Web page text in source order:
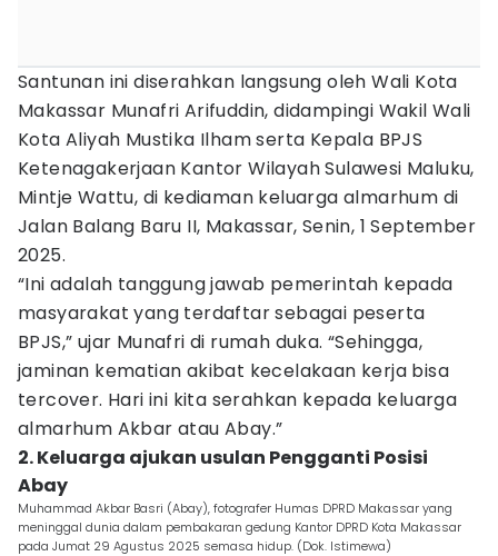
Santunan ini diserahkan langsung oleh Wali Kota
Makassar Munafri Arifuddin, didampingi Wakil Wali
Kota Aliyah Mustika Ilham serta Kepala BPJS
Ketenagakerjaan Kantor Wilayah Sulawesi Maluku,
Mintje Wattu, di kediaman keluarga almarhum di
Jalan Balang Baru II, Makassar, Senin, 1 September
2025.
“Ini adalah tanggung jawab pemerintah kepada
masyarakat yang terdaftar sebagai peserta
BPJS,” ujar Munafri di rumah duka. “Sehingga,
jaminan kematian akibat kecelakaan kerja bisa
tercover. Hari ini kita serahkan kepada keluarga
almarhum Akbar atau Abay.”
2. Keluarga ajukan usulan Pengganti Posisi
Abay
Muhammad Akbar Basri (Abay), fotografer Humas DPRD Makassar yang
meninggal dunia dalam pembakaran gedung Kantor DPRD Kota Makassar
pada Jumat 29 Agustus 2025 semasa hidup. (Dok. Istimewa)